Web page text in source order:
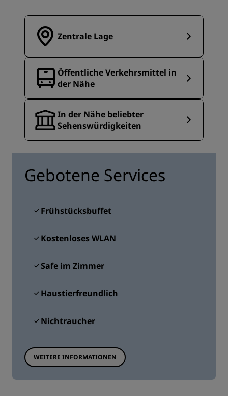
Zentrale Lage
Öffentliche Verkehrsmittel in
der Nähe
In der Nähe beliebter
Sehenswürdigkeiten
Gebotene Services
Frühstücksbuffet
Kostenloses WLAN
Safe im Zimmer
Haustierfreundlich
Nichtraucher
WEITERE INFORMATIONEN